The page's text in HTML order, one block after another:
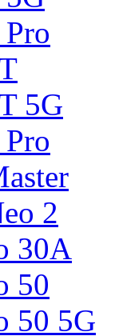
5G
2
30A
50
50 5G